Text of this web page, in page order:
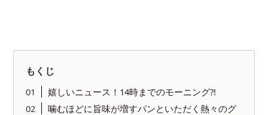
もくじ
嬉しいニュース！14時までのモーニング?!
噛むほどに旨味が増すパンといただく熱々のグ